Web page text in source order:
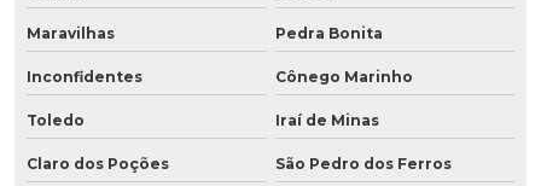
Maravilhas Pedra Bonita
Inconfidentes Cônego Marinho
Toledo Iraí de Minas
Claro dos Poções São Pedro dos Ferros